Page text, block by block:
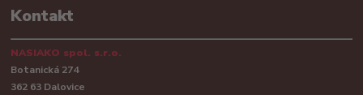
Kontakt
NASIAKO spol. s.r.o.
Botanická 274
362 63 Dalovice